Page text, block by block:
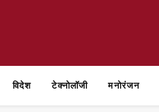
विदेश टेक्नोलॉजी मनोरंजन